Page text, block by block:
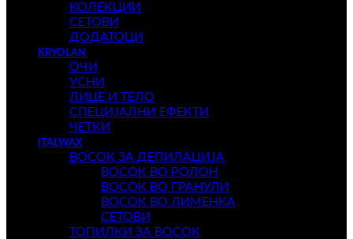
КОЛЕКЦИИ
СЕТОВИ
ДОДАТОЦИ
KRYOLAN
ОЧИ
УСНИ
ЛИЦЕ И ТЕЛО
СПЕЦИЈАЛНИ ЕФЕКТИ
ЧЕТКИ
ITALWAX
ВОСОК ЗА ДЕПИЛАЦИЈА
ВОСОК ВО РОЛОН
ВОСОК ВО ГРАНУЛИ
ВОСОК ВО ЛИМЕНКА
СЕТОВИ
ТОПИЛКИ ЗА ВОСОК